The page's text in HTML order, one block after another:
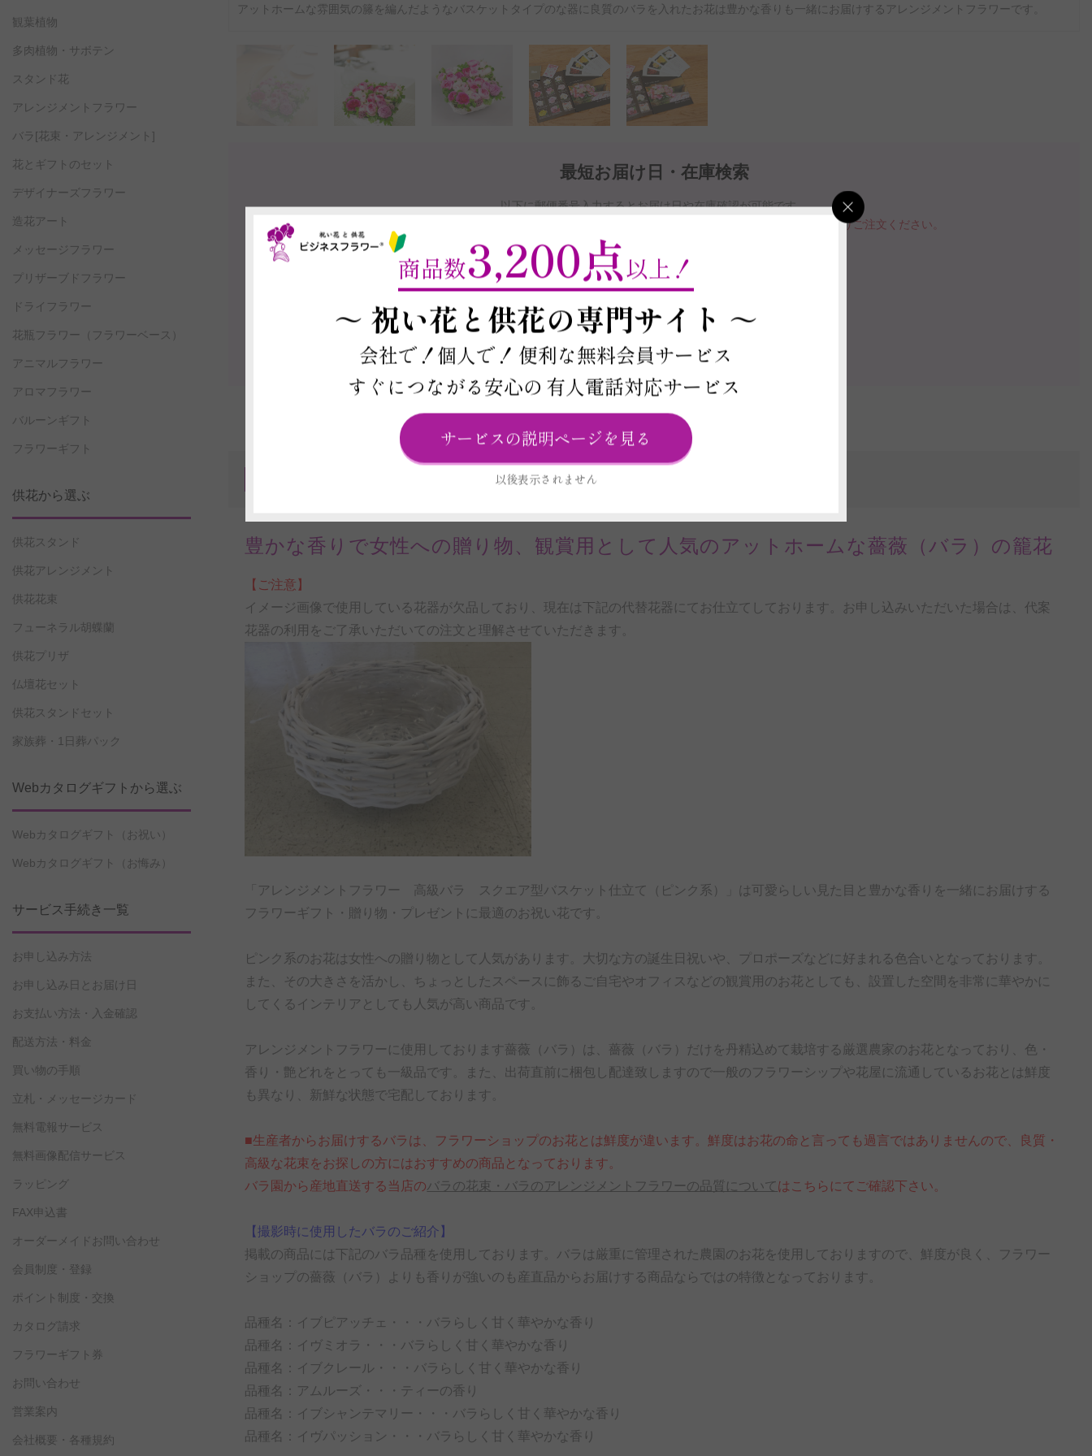
最短お届け日・在庫検索
以下に郵便番号入力するとお届け日や在庫確認が可能です。
本ページ下部の「この商品を購入する」ボタンよりご注文ください。
※最短お届け日以降であれば、お届け日をご指定いただけます。
お届け日と在庫検索についての案内動画
この商品の在庫・お届け日を確認する
アットホームな雰囲気の籐を編んだようなバスケットタイプのな器に良質のバラを入れたお花は豊かな香りも一緒にお届けするアレンジメントフラワーです。
豊かな香りで女性への贈り物、観賞用として人気のアットホームな薔薇（バラ）の籠花
【ご注意】
イメージ画像で使用している花器が欠品しており、現在は下記の代替花器にてお仕立てしております。お申し込みいただいた場合は、代案
花器の利用をご了承いただいての注文と理解させていただきます。
「アレンジメントフラワー 高級バラ スクエア型バスケット仕立て（ピンク系）」は可愛らしい見た目と豊かな香りを一緒にお届けする
フラワーギフト・贈り物・プレゼントに最適のお祝い花です。
ピンク系のお花は女性への贈り物として人気があります。大切な方の誕生日祝いや、プロポーズなどに好まれる色合いとなっております。
また、その大きさを活かし、ちょっとしたスペースに飾るご自宅やオフィスなどの観賞用のお花としても、設置した空間を非常に華やかに
してくるインテリアとしても人気が高い商品です。
アレンジメントフラワーに使用しております薔薇（バラ）は、薔薇（バラ）だけを丹精込めて栽培する厳選農家のお花となっており、色・
香り・艶どれをとっても一級品です。また、出荷直前に梱包し配達致しますので一般のフラワーシップや花屋に流通しているお花とは鮮度
も異なり、新鮮な状態で宅配しております。
■生産者からお届けするバラは、フラワーショップのお花とは鮮度が違います。鮮度はお花の命と言っても過言ではありませんので、良質・
高級な花束をお探しの方にはおすすめの商品となっております。
バラ園から産地直送する当店のバラの花束・バラのアレンジメントフラワーの品質についてはこちらにてご確認下さい。
【撮影時に使用したバラのご紹介】
掲載の商品には下記のバラ品種を使用しております。バラは厳重に管理された農園のお花を使用しておりますので、鮮度が良く、フラワー
ショップの薔薇（バラ）よりも香りが強いのも産直品からお届けする商品ならではの特徴となっております。
品種名：イブピアッチェ・・・バラらしく甘く華やかな香り
品種名：イヴミオラ・・・バラらしく甘く華やかな香り
品種名：イブクレール・・・バラらしく甘く華やかな香り
品種名：アムルーズ・・・ティーの香り
品種名：イブシャンテマリー・・・バラらしく甘く華やかな香り
品種名：イヴパッション・・・バラらしく甘く華やかな香り
観葉植物
多肉植物・サボテン
スタンド花
アレンジメントフラワー
バラ[花束・アレンジメント]
花とギフトのセット
デザイナーズフラワー
造花アート
メッセージフラワー
プリザーブドフラワー
ドライフラワー
花瓶フラワー （フラワーベース）
アニマルフラワー
アロマフラワー
バルーンギフト
フラワーギフト
供花から選ぶ
供花スタンド
供花アレンジメント
供花花束
フューネラル胡蝶蘭
供花プリザ
仏壇花セット
供花スタンドセット
家族葬・1日葬パック
Webカタログギフトから選ぶ
Webカタログギフト（お祝い）
Webカタログギフト（お悔み）
サービス手続き一覧
お申し込み方法
お申し込み日とお届け日
お支払い方法・入金確認
配送方法・料金
買い物の手順
立札・メッセージカード
無料電報サービス
無料画像配信サービス
ラッピング
FAX申込書
オーダーメイドお問い合わせ
会員制度・登録
ポイント制度・交換
カタログ請求
フラワーギフト券
お問い合わせ
営業案内
会社概要・各種規約
商品数3,200点以上！
～ 祝い花と供花の専門サイト ～
会社で！個人で！ 便利な無料会員サービス
すぐにつながる安心の 有人電話対応サービス
サービスの説明ページを見る
以後表示されません